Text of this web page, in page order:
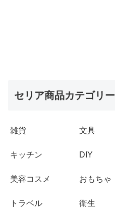
セリア商品カテゴリー
雑貨 文具
キッチン DIY
美容コスメ おもちゃ
トラベル 衛生